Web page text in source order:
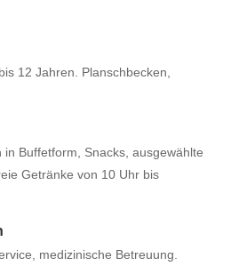
12 Jahren. Planschbecken,
in Buffetform, Snacks, ausgewählte
Getränke von 10 Uhr bis
medizinische Betreuung.